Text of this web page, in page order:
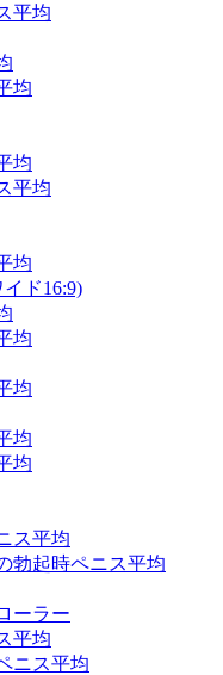
平均
均
均
平均
均
ド16:9)
均
均
均
均
ス平均
勃起時ペニス平均
ーラー
平均
ニス平均